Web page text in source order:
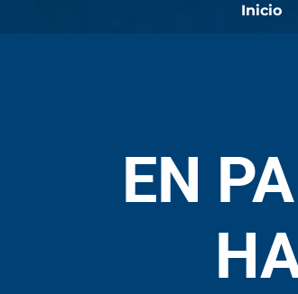
Inicio
EN